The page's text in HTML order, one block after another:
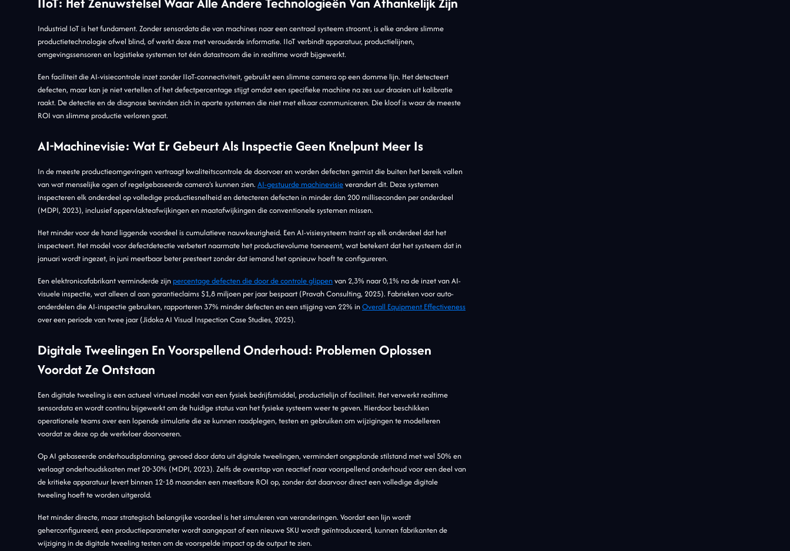
Industrial IoT is het fundament. Zonder sensordata die van machines naar een centraal systeem stroomt, is elke andere slimme
productietechnologie ofwel blind, of werkt deze met verouderde informatie. IIoT verbindt apparatuur, productielijnen,
omgevingssensoren en logistieke systemen tot één datastroom die in realtime wordt bijgewerkt.
Een faciliteit die AI-visiecontrole inzet zonder IIoT-connectiviteit, gebruikt een slimme camera op een domme lijn. Het detecteert
defecten, maar kan je niet vertellen of het defectpercentage stijgt omdat een specifieke machine na zes uur draaien uit kalibratie
raakt. De detectie en de diagnose bevinden zich in aparte systemen die niet met elkaar communiceren. Die kloof is waar de meeste
ROI van slimme productie verloren gaat.
AI-Machinevisie: Wat Er Gebeurt Als Inspectie Geen Knelpunt Meer Is
In de meeste productieomgevingen vertraagt kwaliteitscontrole de doorvoer en worden defecten gemist die buiten het bereik vallen
van wat menselijke ogen of regelgebaseerde camera's kunnen zien. AI-gestuurde machinevisieverandert dit. Deze systemen
inspecteren elk onderdeel op volledige productiesnelheid en detecteren defecten in minder dan 200 milliseconden per onderdeel
(MDPI, 2023), inclusief oppervlakteafwijkingen en maatafwijkingen die conventionele systemen missen.
Het minder voor de hand liggende voordeel is cumulatieve nauwkeurigheid. Een AI-visiesysteem traint op elk onderdeel dat het
inspecteert. Het model voor defectdetectie verbetert naarmate het productievolume toeneemt, wat betekent dat het systeem dat in
januari wordt ingezet, in juni meetbaar beter presteert zonder dat iemand het opnieuw hoeft te configureren.
Een elektronicafabrikant verminderde zijn percentage defecten die door de controle glippenvan 2,3% naar 0,1% na de inzet van AI-
visuele inspectie, wat alleen al aan garantieclaims $1,8 miljoen per jaar bespaart (Pravah Consulting, 2025). Fabrieken voor auto-
onderdelen die AI-inspectie gebruiken, rapporteren 37% minder defecten en een stijging van 22% inOverall Equipment Effectiveness
over een periode van twee jaar (Jidoka AI Visual Inspection Case Studies, 2025).
Digitale Tweelingen En Voorspellend Onderhoud: Problemen Oplossen
Voordat Ze Ontstaan
Een digitale tweeling is een actueel virtueel model van een fysiek bedrijfsmiddel, productielijn of faciliteit. Het verwerkt realtime
sensordata en wordt continu bijgewerkt om de huidige status van het fysieke systeem weer te geven. Hierdoor beschikken
operationele teams over een lopende simulatie die ze kunnen raadplegen, testen en gebruiken om wijzigingen te modelleren
voordat ze deze op de werkvloer doorvoeren.
Op AI gebaseerde onderhoudsplanning, gevoed door data uit digitale tweelingen, vermindert ongeplande stilstand met wel 50% en
verlaagt onderhoudskosten met 20-30% (MDPI, 2023). Zelfs de overstap van reactief naar voorspellend onderhoud voor een deel van
de kritieke apparatuur levert binnen 12-18 maanden een meetbare ROI op, zonder dat daarvoor direct een volledige digitale
tweeling hoeft te worden uitgerold.
Het minder directe, maar strategisch belangrijke voordeel is het simuleren van veranderingen. Voordat een lijn wordt
geherconfigureerd, een productieparameter wordt aangepast of een nieuwe SKU wordt geïntroduceerd, kunnen fabrikanten de
wijziging in de digitale tweeling testen om de voorspelde impact op de output te zien.